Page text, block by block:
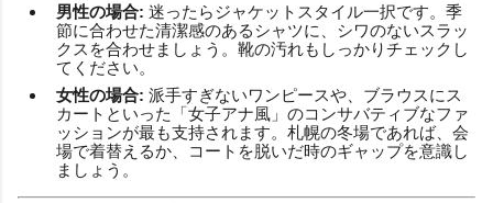
男性の場合: 迷ったらジャケットスタイル一択です。季
節に合わせた清潔感のあるシャツに、シワのないスラッ
クスを合わせましょう。靴の汚れもしっかりチェックし
てください。
女性の場合: 派手すぎないワンピースや、ブラウスにス
カートといった「女子アナ風」のコンサバティブなファ
ッションが最も支持されます。札幌の冬場であれば、会
場で着替えるか、コートを脱いだ時のギャップを意識し
ましょう。